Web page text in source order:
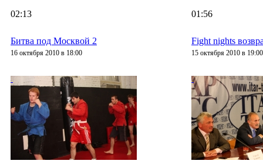
02:13
Битва под Москвой 2
16 октября 2010 в 18:00
01:56
Fight nights
15 октября 2010 в 19:00